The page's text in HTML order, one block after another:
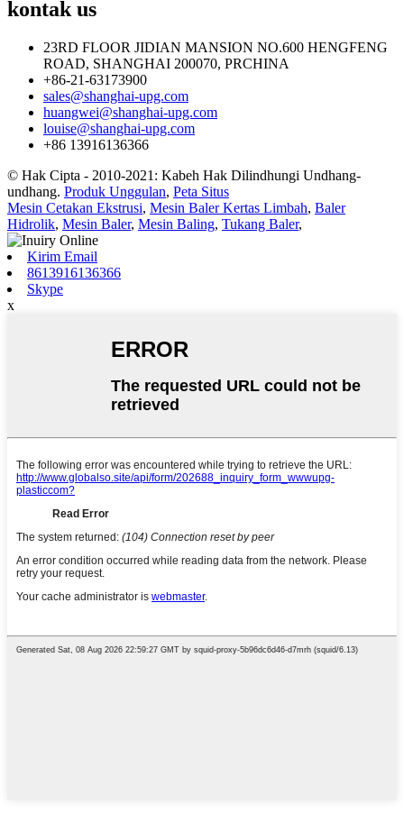
kontak us
23RD FLOOR JIDIAN MANSION NO.600 HENGFENG
ROAD, SHANGHAI 200070, PRCHINA
+86-21-63173900
sales@shanghai-upg.com
huangwei@shanghai-upg.com
louise@shanghai-upg.com
+86 13916136366
© Hak Cipta - 2010-2021: Kabeh Hak Dilindhungi Undhang-
undhang. Produk Unggulan, Peta Situs
Mesin Cetakan Ekstrusi, Mesin Baler Kertas Limbah, Baler
Hidrolik, Mesin Baler, Mesin Baling, Tukang Baler,
Kirim Email
8613916136366
Skype
x